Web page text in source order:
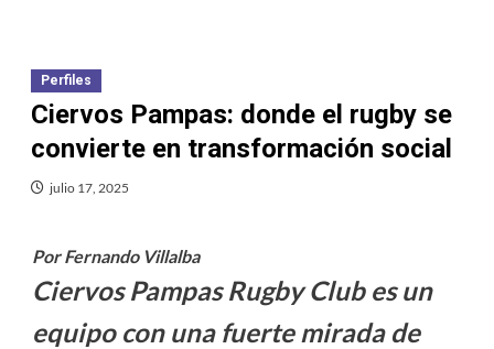
Perfiles
Ciervos Pampas: donde el rugby se
convierte en transformación social
julio 17, 2025
Por Fernando Villalba
Ciervos Pampas Rugby Club es un
equipo con una fuerte mirada de